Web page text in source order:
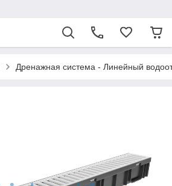
Дренажная система - Линейный